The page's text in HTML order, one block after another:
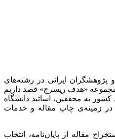
پژوهشگران ایرانی در رشته‌های
مجموعه «هدف ریسرچ» قصد داریم
به محققین، اساتید دانشگاه
در زمینه‌ی چاپ مقاله و خدمات
مقاله از پایان‌نامه، انتخاب